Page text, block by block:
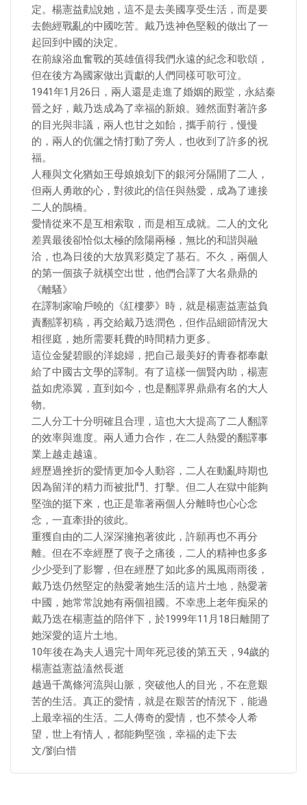
定。楊憲益勸說她，這不是去美國享受生活，而是要
去飽經戰亂的中國吃苦。戴乃迭神色堅毅的做出了一
起回到中國的決定。
在前線浴血奮戰的英雄值得我們永遠的紀念和歌頌，
但在後方為國家做出貢獻的人們同樣可歌可泣。
1941年1月26日，兩人還是走進了婚姻的殿堂，永結秦
晉之好，戴乃迭成為了幸福的新娘。雖然面對著許多
的目光與非議，兩人也甘之如飴，攜手前行，慢慢
的，兩人的伉儷之情打動了旁人，也收到了許多的祝
福。
人種與文化猶如王母娘娘划下的銀河分隔開了二人，
但兩人勇敢的心，對彼此的信任與熱愛，成為了連接
二人的鵲橋。
愛情從來不是互相索取，而是相互成就。二人的文化
差異最後卻恰似太極的陰陽兩極，無比的和諧與融
洽，也為日後的大放異彩奠定了基石。不久，兩個人
的第一個孩子就橫空出世，他們合譯了大名鼎鼎的
《離騷》
在譯制家喻戶曉的《紅樓夢》時，就是楊憲益憲益負
責翻譯初稿，再交給戴乃迭潤色，但作品細節情況大
相徑庭，她所需要耗費的時間精力更多。
這位金髮碧眼的洋媳婦，把自己最美好的青春都奉獻
給了中國古文學的譯制。有了這樣一個賢內助，楊憲
益如虎添翼，直到如今，也是翻譯界鼎鼎有名的大人
物。
二人分工十分明確且合理，這也大大提高了二人翻譯
的效率與進度。兩人通力合作，在二人熱愛的翻譯事
業上越走越遠。
經歷過挫折的愛情更加令人動容，二人在動亂時期也
因為留洋的精力而被批鬥、打擊。但二人在獄中能夠
堅強的挺下來，也正是靠著兩個人分離時也心心念
念，一直牽掛的彼此。
重獲自由的二人深深擁抱著彼此，許願再也不再分
離。但在不幸經歷了喪子之痛後，二人的精神也多多
少少受到了影響，但在經歷了如此多的風風雨雨後，
戴乃迭仍然堅定的熱愛著她生活的這片土地，熱愛著
中國，她常常說她有兩個祖國。不幸患上老年痴呆的
戴乃迭在楊憲益的陪伴下，於1999年11月18日離開了
她深愛的這片土地。
10年後在為夫人過完十周年死忌後的第五天，94歲的
楊憲益憲益溘然長逝
越過千萬條河流與山脈，突破他人的目光，不在意艱
苦的生活。真正的愛情，就是在艱苦的情況下，能過
上最幸福的生活。二人傳奇的愛情，也不禁令人希
望，世上有情人，都能夠堅強，幸福的走下去
文/劉白惜